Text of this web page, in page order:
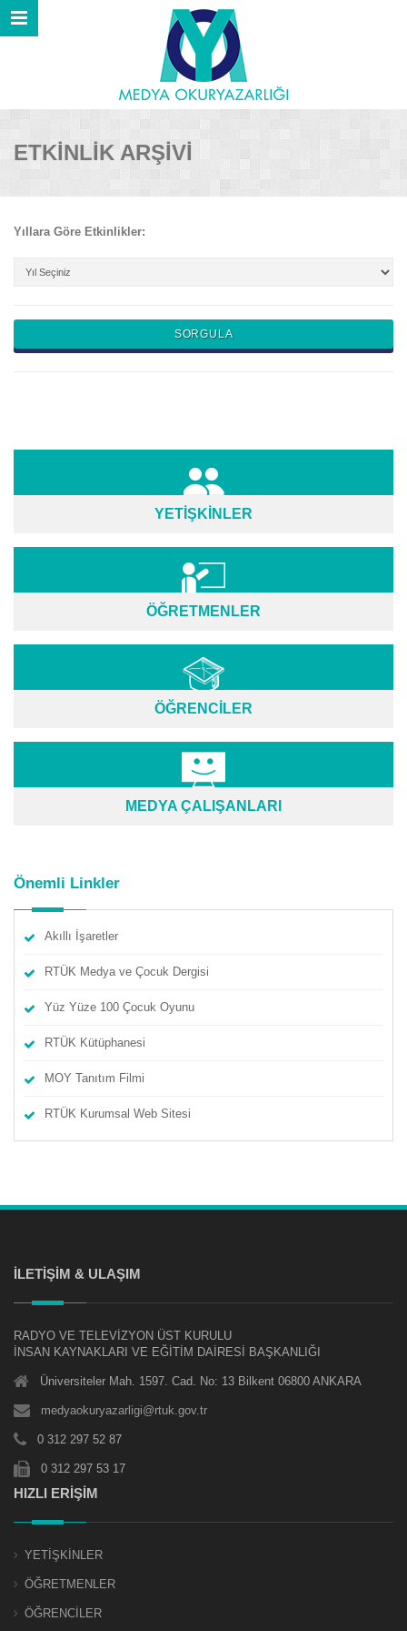
ETKİNLİK ARŞİVİ
Yıllara Göre Etkinlikler:
YETİŞKİNLER
ÖĞRETMENLER
ÖĞRENCİLER
MEDYA ÇALIŞANLARI
Önemli Linkler
Akıllı İşaretler
RTÜK Medya ve Çocuk Dergisi
Yüz Yüze 100 Çocuk Oyunu
RTÜK Kütüphanesi
MOY Tanıtım Filmi
RTÜK Kurumsal Web Sitesi
İLETİŞİM & ULAŞIM
RADYO VE TELEVİZYON ÜST KURULU
İNSAN KAYNAKLARI VE EĞİTİM DAİRESİ BAŞKANLIĞI
Üniversiteler Mah. 1597. Cad. No: 13 Bilkent 06800 ANKARA
medyaokuryazarligi@rtuk.gov.tr
0 312 297 52 87
0 312 297 53 17
HIZLI ERİŞİM
YETİŞKİNLER
ÖĞRETMENLER
ÖĞRENCİLER